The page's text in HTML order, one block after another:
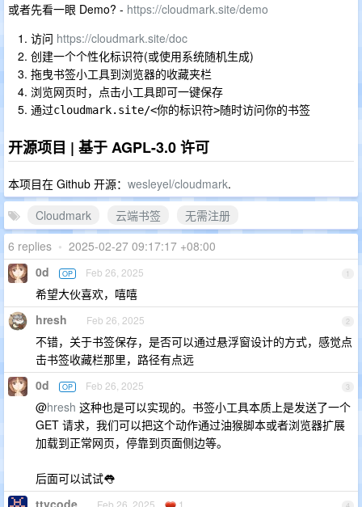
或者先看一眼 Demo? - https://cloudmark.site/demo
访问 https://cloudmark.site/doc
创建一个个性化标识符(或使用系统随机生成)
拖曳书签小工具到浏览器的收藏夹栏
浏览网页时，点击小工具即可一键保存
通过cloudmark.site/<你的标识符>随时访问你的书签
开源项目 | 基于 AGPL-3.0 许可
本项目在 Github 开源： wesleyel/cloudmark.
Cloudmark
云端书签
无需注册
6 replies • 2025-02-27 09:17:17 +08:00
1
0d OP Feb 26, 2025
希望大伙喜欢，嘻嘻
2
hresh Feb 26, 2025
不错，关于书签保存，是否可以通过悬浮窗设计的方式，感觉点
击书签收藏栏那里，路径有点远
3
0d OP Feb 26, 2025
@hresh 这种也是可以实现的。书签小工具本质上是发送了一个
GET 请求，我们可以把这个动作通过油猴脚本或者浏览器扩展
加载到正常网页，停靠到页面侧边等。
后面可以试试👅
ttycode Feb 26, 2025 1